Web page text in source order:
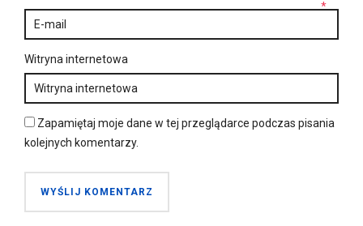
*
Witryna internetowa
Zapamiętaj moje dane w tej przeglądarce podczas pisania
kolejnych komentarzy.